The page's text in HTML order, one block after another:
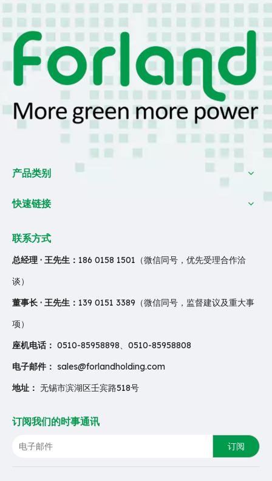
产品类别
快速链接
联系方式
总经理 · 王先生： 186 0158 1501（微信同号，优先受理合作洽
谈）
董事长 · 王先生： 139 0151 3389（微信同号，监督建议及重大事
项）
座机电话： 0510-85958898、0510-85958808
电子邮件： sales@forlandholding.com
地址： 无锡市滨湖区壬宾路518号
订阅我们的时事通讯
订阅